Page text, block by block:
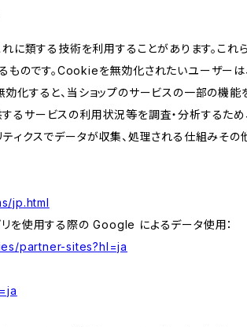
に類する技術を利用することがあります。こ
ものです。Cookieを無効化されたいユーザー
化すると、当ショップのサービスの一部の機
供するサービスの利用状況等を調査・分析す
ィクスでデータが収集、処理される仕組みそ
jp.html
を使用する際の Google によるデータ使用：
partner-sites?hl=ja